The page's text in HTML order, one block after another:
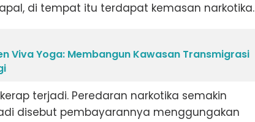
di tempat itu terdapat kemasan narkotika.
Viva Yoga: Membangun Kawasan Transmigrasi
terjadi. Peredaran narkotika semakin
disebut pembayarannya menggungakan